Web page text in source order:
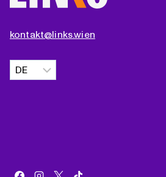
kontakt@links.wien
Sprache
auswählen